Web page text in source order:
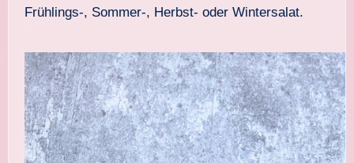
Frühlings-, Sommer-, Herbst- oder Wintersalat.